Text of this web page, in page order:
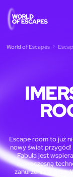
World of Escapes
Escape room to już
nowy świat przygód!
Fabuła jest
nowoczesną
zanurzenia w grze.